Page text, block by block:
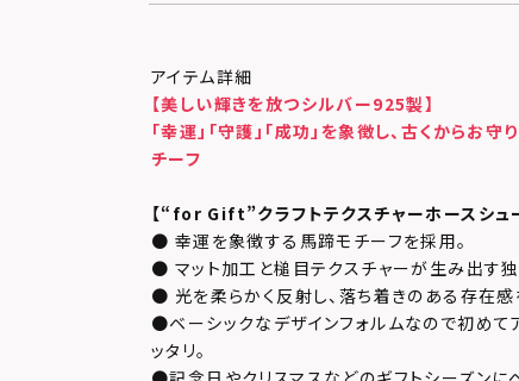
アイテム詳細
【美しい輝きを放つシルバー925製】
「幸運」「守護」「成功」を象徴し、古くからお
チーフ
【“for Gift”クラフトテクスチャーホースシュ
● 幸運を象徴する馬蹄モチーフを採用。
● マット加工と槌目テクスチャーが生み出す独
● 光を柔らかく反射し、落ち着きのある存在感
●ベーシックなデザインフォルムなので初めて
ッタリ。